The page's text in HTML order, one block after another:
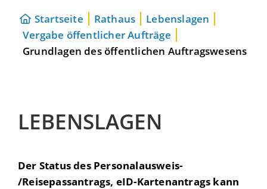
Startseite Rathaus
Lebenslagen
Vergabe öffentlicher Aufträge
Grundlagen des öffentlichen Auftragswesens
LEBENSLAGEN
Der Status des Personalausweis-
/Reisepassantrags, eID-Kartenantrags kann